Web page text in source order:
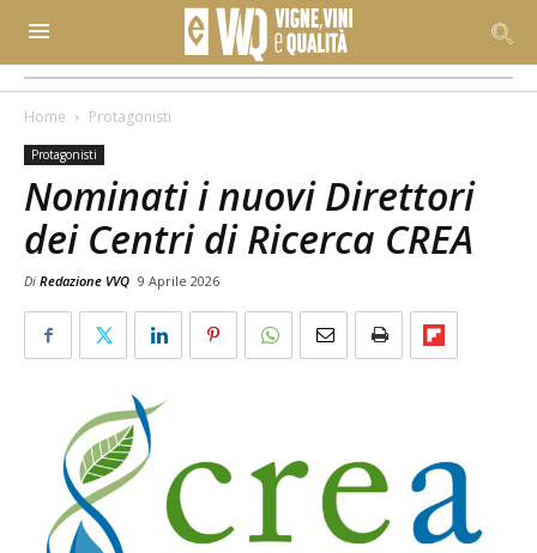
Home Protagonisti
Protagonisti
Nominati i nuovi Direttori
dei Centri di Ricerca CREA
Di Redazione VVQ 9 Aprile 2026